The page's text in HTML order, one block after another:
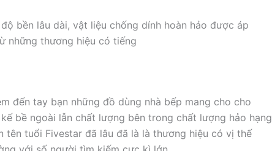
bền lâu dài, vật liệu chống dính hoàn hảo được áp
những thương hiệu có tiếng
đến tay bạn những đồ dùng nhà bếp mang cho cho
bề ngoài lẫn chất lượng bên trong chất lượng hảo hạng
tên tuổi Fivestar đã lâu đã là là thương hiệu có vị thế